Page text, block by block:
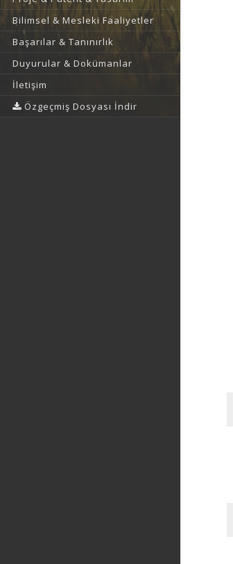
Bilimsel & Mesleki Faaliyetler
Başarılar & Tanınırlık
Duyurular & Dokümanlar
İletişim
Özgeçmiş Dosyası İndir